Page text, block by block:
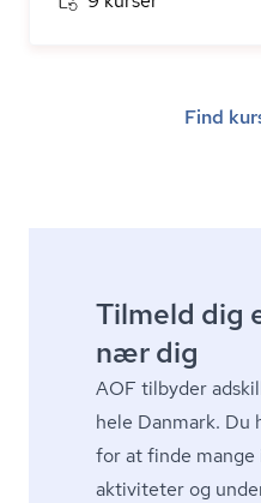
Find
Tilmeld dig
nær dig
AOF tilbyder
hele Danmark. Du
for at finde mange
aktiviteter og